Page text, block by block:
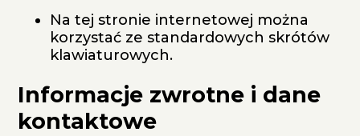
Na tej stronie internetowej można
korzystać ze standardowych skrótów
klawiaturowych.
Informacje zwrotne i dane
kontaktowe